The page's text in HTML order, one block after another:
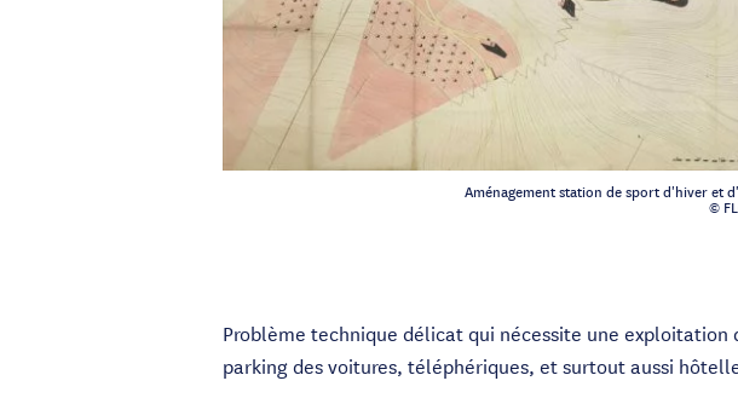
Aménagement station de sport d'hiver et
©
Problème technique délicat qui nécessite une exploitation
parking des voitures, téléphériques, et surtout aussi